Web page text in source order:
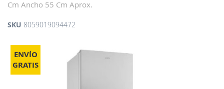
Cm Ancho 55 Cm Aprox.
ENVÍO
GRATIS
SKU 8059019094472
Saltar
final
de